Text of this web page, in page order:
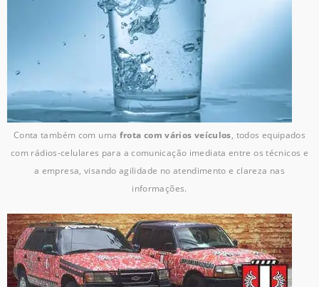
Conta também com uma frota com vários veículos, todos equipados
com rádios-celulares para a comunicação imediata entre os técnicos e
a empresa, visando agilidade no atendimento e clareza nas
informações.